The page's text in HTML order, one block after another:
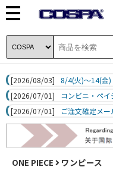
[2026/08/03]
8/4(火)～14(金
[2026/07/01]
コンビニ・ペ
[2026/07/01]
ご注文確定メ
ONE PIECE ワンピース